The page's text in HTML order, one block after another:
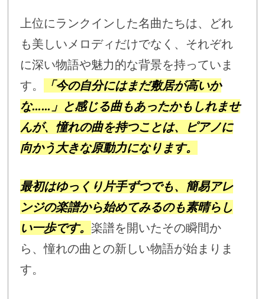
上位にランクインした名曲たちは、どれ
も美しいメロディだけでなく、それぞれ
に深い物語や魅力的な背景を持っていま
す。
「今の自分にはまだ敷居が高いか
な……」と感じる曲もあったかもしれませ
んが、憧れの曲を持つことは、ピアノに
向かう大きな原動力になります。
最初はゆっくり片手ずつでも、簡易アレ
ンジの楽譜から始めてみるのも素晴らし
い一歩です。楽譜を開いたその瞬間か
ら、憧れの曲との新しい物語が始まりま
す。